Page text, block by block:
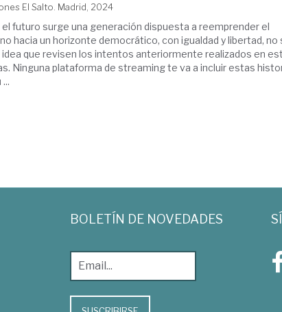
El Salto. Madrid, 2024
el futuro surge una generación dispuesta a reemprender el
hacia un horizonte democrático, con igualdad y libertad, no
idea que revisen los intentos anteriormente realizados en
Ninguna plataforma de streaming te va a incluir estas
BOLETÍN DE NOVEDADES